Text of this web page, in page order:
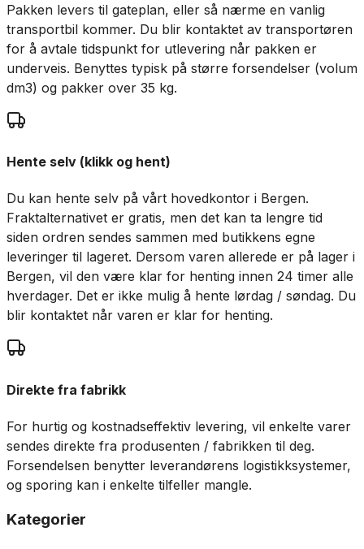
Pakken levers til gateplan, eller så nærme en vanlig
transportbil kommer. Du blir kontaktet av transportøren
for å avtale tidspunkt for utlevering når pakken er
underveis. Benyttes typisk på større forsendelser (volum
dm3) og pakker over 35 kg.
Hente selv (klikk og hent)
Du kan hente selv på vårt hovedkontor i Bergen.
Fraktalternativet er gratis, men det kan ta lengre tid
siden ordren sendes sammen med butikkens egne
leveringer til lageret. Dersom varen allerede er på lager i
Bergen, vil den være klar for henting innen 24 timer alle
hverdager. Det er ikke mulig å hente lørdag / søndag. Du
blir kontaktet når varen er klar for henting.
Direkte fra fabrikk
For hurtig og kostnadseffektiv levering, vil enkelte varer
sendes direkte fra produsenten / fabrikken til deg.
Forsendelsen benytter leverandørens logistikksystemer,
og sporing kan i enkelte tilfeller mangle.
Kategorier